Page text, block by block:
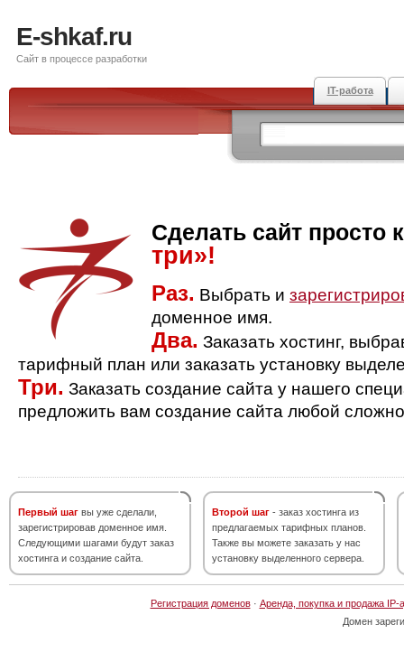
E-shkaf.ru
Сайт в процессе разработки
IT-работа
Сделать сайт просто
три»!
Раз. Выбрать и
доменное имя.
Два. Заказать хостинг,
тарифный план или заказать установку
Три. Заказать создание сайта у нашего
предложить вам создание сайта любой
Первый шаг вы уже сделали,
зарегистрировав доменное имя.
Следующими шагами будут заказ
хостинга и создание сайта.
Второй шаг - заказ хостинга из
предлагаемых тарифных планов.
Также вы можете заказать у нас
установку выделенного сервера.
Регистрация доменов· Аренда, покупка и продажа IP-
Домен